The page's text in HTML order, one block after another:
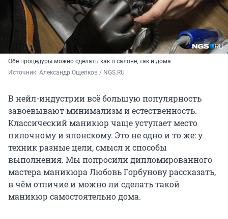
Обе процедуры можно сделать как в салоне, так и дома
Источник: Александр Ощепков / NGS.RU
В нейл-индустрии всё большую популярность
завоевывают минимализм и естественность.
Классический маникюр чаще уступает место
пилочному и японскому. Это не одно и то же: у
техник разные цели, смысл и способы
выполнения. Мы попросили дипломированного
мастера маникюра Любовь Горбунову рассказать,
в чём отличие и можно ли сделать такой
маникюр самостоятельно дома.